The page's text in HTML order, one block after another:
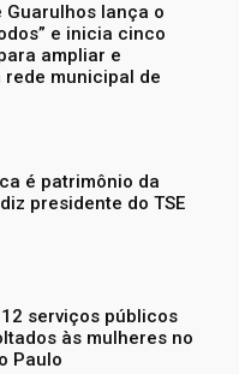
lança o
e inicia cinco
ampliar e
rede municipal de
é patrimônio da
presidente do TSE
serviços públicos
às mulheres no
Paulo